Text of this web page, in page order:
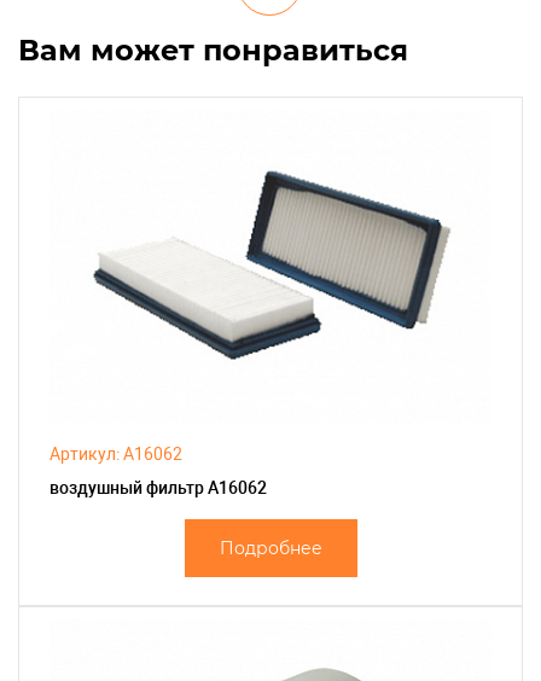
Вам может понравиться
Артикул: A16062
воздушный фильтр A16062
Подробнее